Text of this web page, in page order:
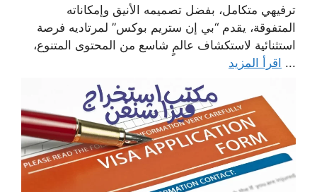
ترفيهي متكامل، بفضل تصميمه الأنيق وإمكاناته
المتفوقة، يقدم “بي إن ستريم بوكس” لمرتاديه فرصة
استثنائية لاستكشاف عالمٍ شاسع من المحتوى المتنوع،
... اقرأ المزيد